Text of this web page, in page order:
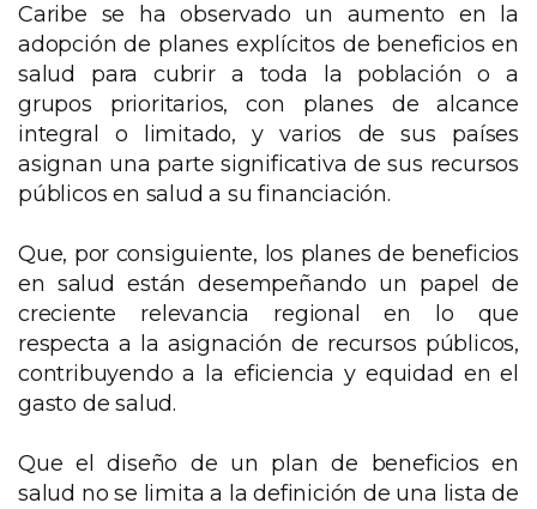
Caribe se ha observado un aumento en la
adopción de planes explícitos de beneficios en
salud para cubrir a toda la población o a
grupos prioritarios, con planes de alcance
integral o limitado, y varios de sus países
asignan una parte significativa de sus recursos
públicos en salud a su financiación.
Que, por consiguiente, los planes de beneficios
en salud están desempeñando un papel de
creciente relevancia regional en lo que
respecta a la asignación de recursos públicos,
contribuyendo a la eficiencia y equidad en el
gasto de salud.
Que el diseño de un plan de beneficios en
salud no se limita a la definición de una lista de